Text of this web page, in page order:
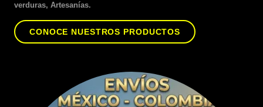
verduras, Artesanías.
CONOCE NUESTROS PRODUCTOS